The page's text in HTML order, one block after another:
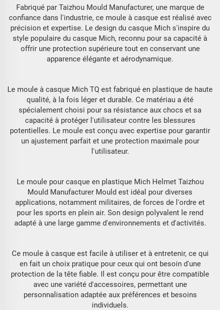
Fabriqué par Taizhou Mould Manufacturer, une marque de
confiance dans l'industrie, ce moule à casque est réalisé avec
précision et expertise. Le design du casque Mich s'inspire du
style populaire du casque Mich, reconnu pour sa capacité à
offrir une protection supérieure tout en conservant une
apparence élégante et aérodynamique.
Le moule à casque Mich TQ est fabriqué en plastique de haute
qualité, à la fois léger et durable. Ce matériau a été
spécialement choisi pour sa résistance aux chocs et sa
capacité à protéger l'utilisateur contre les blessures
potentielles. Le moule est conçu avec expertise pour garantir
un ajustement parfait et une protection maximale pour
l'utilisateur.
Le moule pour casque en plastique Mich Helmet Taizhou
Mould Manufacturer Mould est idéal pour diverses
applications, notamment militaires, de forces de l'ordre et
pour les sports en plein air. Son design polyvalent le rend
adapté à une large gamme d'environnements et d'activités.
Ce moule à casque est facile à utiliser et à entretenir, ce qui
en fait un choix pratique pour ceux qui ont besoin d'une
protection de la tête fiable. Il est conçu pour être compatible
avec une variété d'accessoires, permettant une
personnalisation adaptée aux préférences et besoins
individuels.